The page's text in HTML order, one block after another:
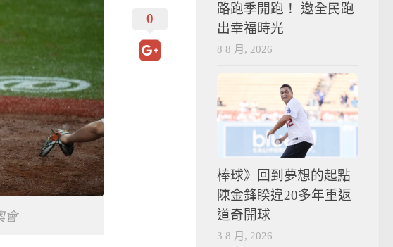
會
0
路跑季開跑！ 邀全民跑
出幸福時光
8 8 月, 2026
棒球》回到夢想的起點
陳金鋒睽違20多年重返
道奇開球
3 8 月, 2026